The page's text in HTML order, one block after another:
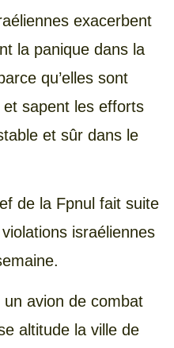
exacerbent
la panique dans la
qu’elles sont
sapent les efforts
et sûr dans le
de la Fpnul fait suite
israéliennes
avion de combat
altitude la ville de